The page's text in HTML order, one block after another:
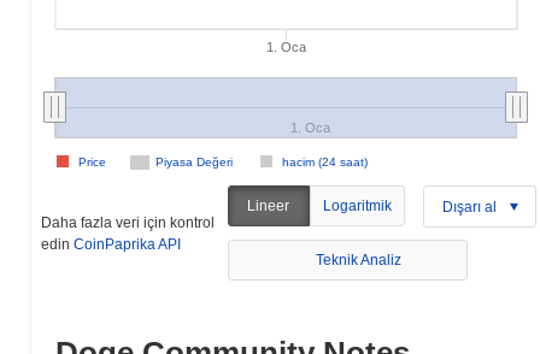
1. Oca
Piyasa Değeri hacim (24 saat)
Price
1. Oca
Daha fazla veri için kontrol
edin CoinPaprika API
Lineer Logaritmik Dışarı al
Teknik Analiz